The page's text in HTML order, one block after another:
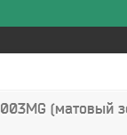
(матовый